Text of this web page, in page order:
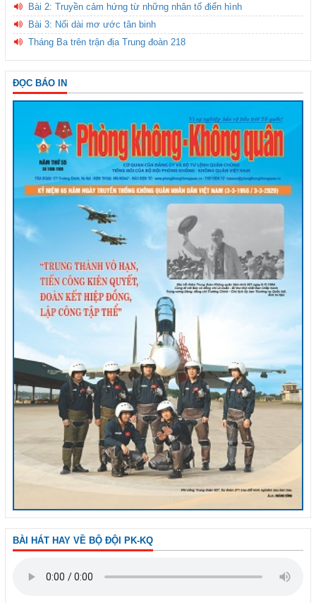
Bài 2: Truyền cảm hứng từ những nhân tố điển hình
Bài 3: Nối dài mơ ước tân binh
Tháng Ba trên trận địa Trung đoàn 218
ĐỌC BÁO IN
BÀI HÁT HAY VỀ BỘ ĐỘI PK-KQ